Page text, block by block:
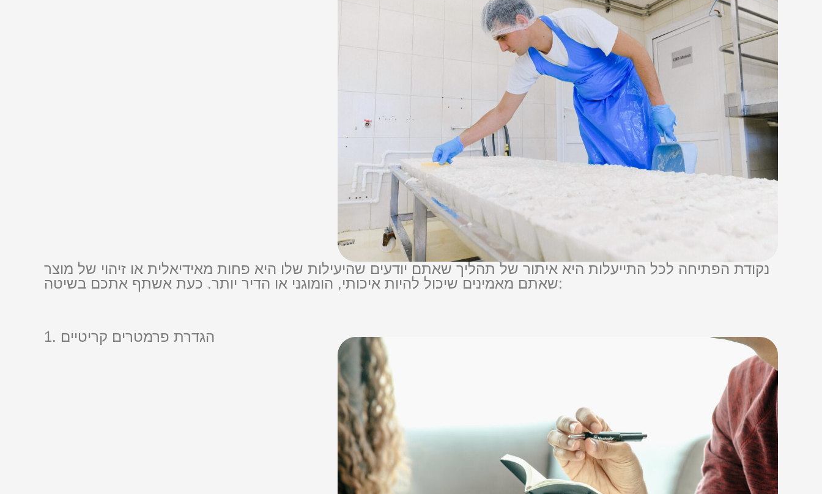
נקודת הפתיחה לכל התייעלות היא איתור של תהליך שאתם יודעים שהיעילות שלו היא פחות מאידיאלית או זיהוי של מוצר
שאתם מאמינים שיכול להיות איכותי, הומוגני או הדיר יותר. כעת אשתף אתכם בשיטה:
1. הגדרת פרמטרים קריטיים